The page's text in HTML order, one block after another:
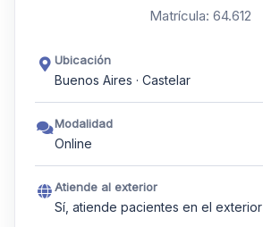
Matrícula: 64.612
Ubicación
Buenos Aires · Castelar
Modalidad
Online
Atiende al exterior
Sí, atiende pacientes en el exterior